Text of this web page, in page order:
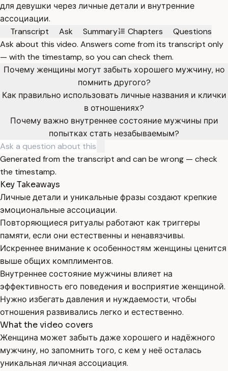
для девушки через личные детали и внутренние
ассоциации.
Transcript
Ask Summary Chapters
Questions
Ask about this video. Answers come from its transcript only
— with the timestamp, so you can check them.
Почему женщины могут забыть хорошего мужчину, но
помнить другого?
Как правильно использовать личные названия и клички
в отношениях?
Почему важно внутреннее состояние мужчины при
попытках стать незабываемым?
Generated from the transcript and can be wrong — check
the timestamp.
Key Takeaways
Личные детали и уникальные фразы создают крепкие
эмоциональные ассоциации.
Повторяющиеся ритуалы работают как триггеры
памяти, если они естественны и ненавязчивы.
Искреннее внимание к особенностям женщины ценится
выше общих комплиментов.
Внутреннее состояние мужчины влияет на
эффективность его поведения и восприятие женщиной.
Нужно избегать давления и нуждаемости, чтобы
отношения развивались легко и естественно.
What the video covers
Женщина может забыть даже хорошего и надёжного
мужчину, но запомнить того, с кем у неё осталась
уникальная личная ассоциация.